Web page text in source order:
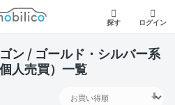
モビリコ
探す ログイン
ン / ゴールド・シルバー系
人売買）一覧